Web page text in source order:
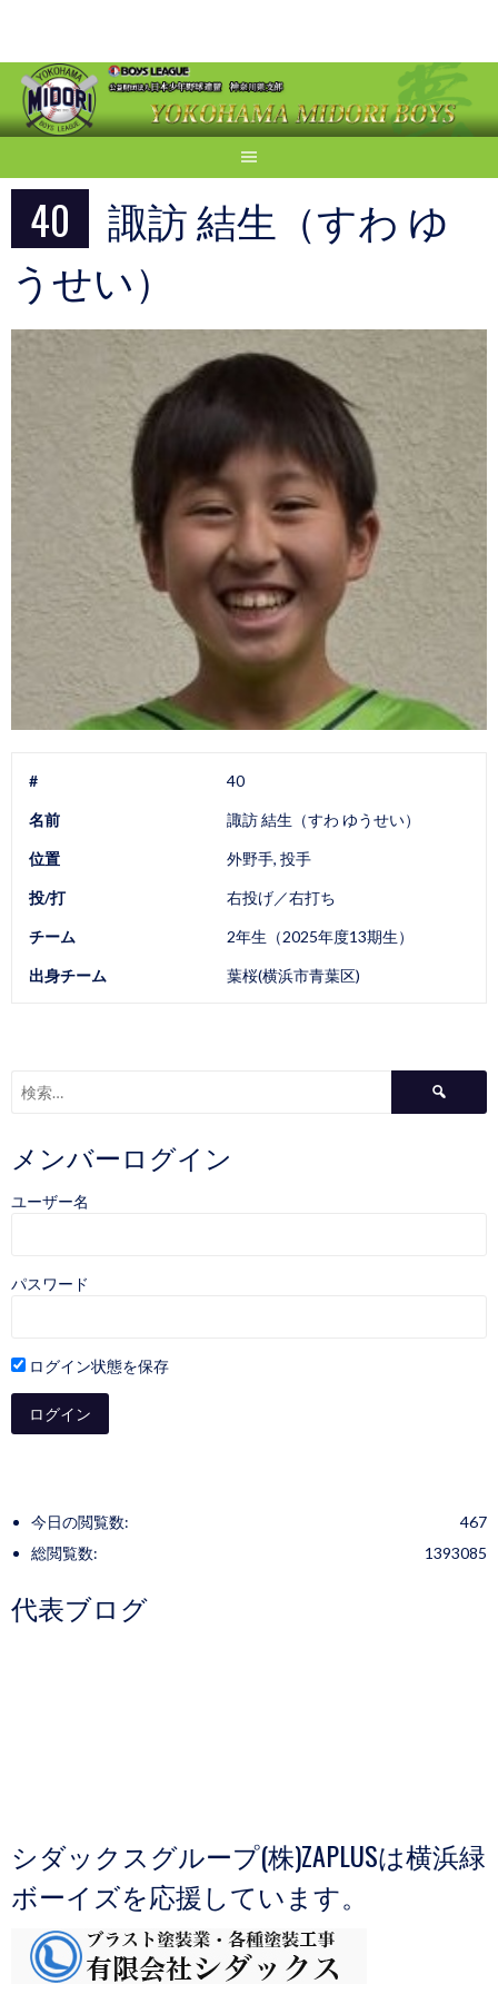
content
40
諏訪 結生（すわ ゆ
うせい）
# 40
名前 諏訪 結生（すわ ゆうせい）
位置 外野手, 投手
投/打 右投げ／右打ち
チーム 2年生（2025年度13期生）
出身チーム 葉桜(横浜市青葉区)
メンバーログイン
ユーザー名
パスワード
ログイン状態を保存
467
今日の閲覧数:
1393085
総閲覧数:
代表ブログ
シダックスグループ(株)ZAPLUSは横浜緑
ボーイズを応援しています。